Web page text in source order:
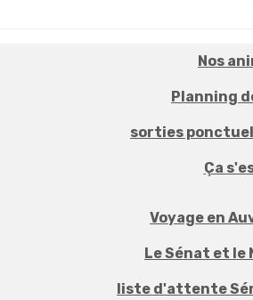
Nos
Planning
sorties
Ça
Voyage en
Le Sénat et le
liste d'attente